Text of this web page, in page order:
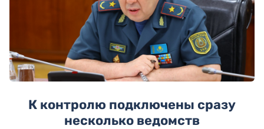
К контролю подключены сразу
несколько ведомств